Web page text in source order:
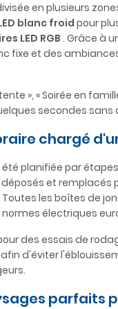
en plusieurs
blanc froidpour
LED RGB . Grâce à
fixe et des
», « Soirée en
secondes sans
chargé
planifiée par
et remplacés
les boîtes de
électriques
des essais de
d'éviter
parfaits